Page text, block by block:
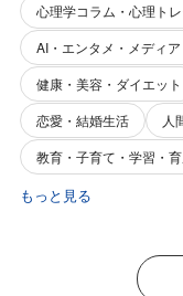
心理学コラム・心理ト
健康・美容・ダイエット
恋愛・結婚生活
人
教育・子育て・学習・
もっと見る